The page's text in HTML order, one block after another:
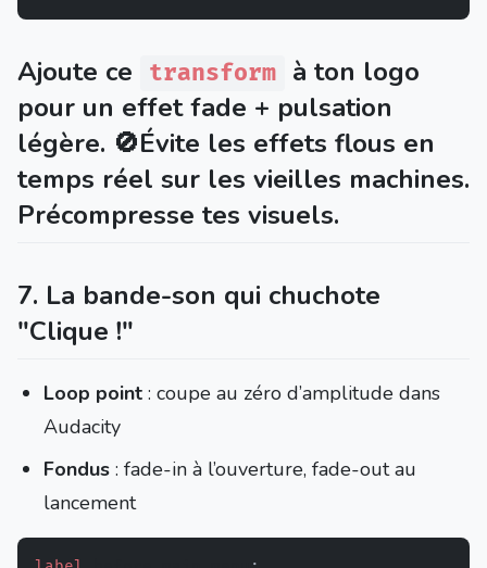
Ajoute ce transform
à ton logo
pour un effetfade + pulsation
légère. 🚫Évite les effets flous en
temps réel sur les vieilles machines.
Précompresse tes visuels.
7. La bande-son qui chuchote
"Clique !"
Loop point : coupe au zéro d’amplitude dans
Audacity
Fondus : fade-in à l’ouverture, fade-out au
lancement